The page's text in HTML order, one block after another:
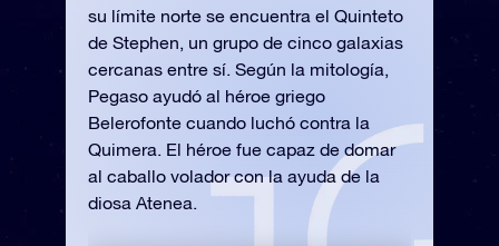
su límite norte se encuentra el Quinteto
de Stephen, un grupo de cinco galaxias
cercanas entre sí. Según la mitología,
Pegaso ayudó al héroe griego
Belerofonte cuando luchó contra la
Quimera. El héroe fue capaz de domar
al caballo volador con la ayuda de la
diosa Atenea.